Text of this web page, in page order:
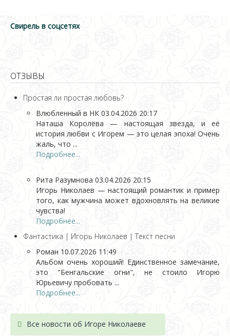
Свирель в соцсетях
ОТЗЫВЫ
Простая ли простая любовь?
Влюбленный в НК 03.04.2026 20:17
Наташа Королёва — настоящая звезда, и её
история любви с Игорем — это целая эпоха! Очень
жаль, что ...
Подробнее...
Рита Разумнова 03.04.2026 20:15
Игорь Николаев — настоящий романтик и пример
того, как мужчина может вдохновлять на великие
чувства!
Подробнее...
Фантастика | Игорь Николаев | Текст песни
Роман 10.07.2026 11:49
Альбом очень хороший! Единственное замечание,
это "Бенгальские огни", не стоило Игорю
Юрьевичу пробовать ...
Подробнее...
Все новости об Игоре Николаеве